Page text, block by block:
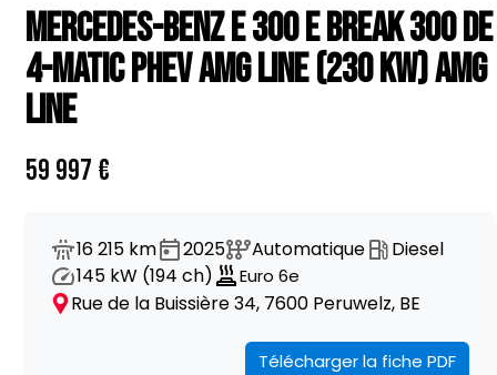
MERCEDES-BENZ E 300 E BREAK 300 DE
4-MATIC PHEV AMG LINE (230 KW) AMG
LINE
59 997 €
16 215 km 2025 Automatique
Diesel
145 kW (194 ch)
Euro 6e
Rue de la Buissière 34, 7600 Peruwelz, BE
Télécharger la fiche PDF